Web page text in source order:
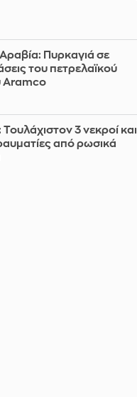
Πυρκαγιά σε
του πετρελαϊκού
Aramco
3 νεκροί και
από ρωσικά